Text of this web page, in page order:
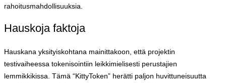
rahoitusmahdollisuuksia.
Hauskoja faktoja
Hauskana yksityiskohtana mainittakoon, että projektin
testivaiheessa tokenisointiin leikkimielisesti perustajien
lemmikkikissa. Tämä “KittyToken” herätti paljon huvittuneisuutta